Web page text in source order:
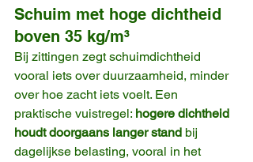
Schuim met hoge dichtheid
boven 35 kg/m³
Bij zittingen zegt schuimdichtheid
vooral iets over duurzaamheid, minder
over hoe zacht iets voelt. Een
praktische vuistregel: hogere dichtheid
houdt doorgaans langer stand bij
dagelijkse belasting, vooral in het